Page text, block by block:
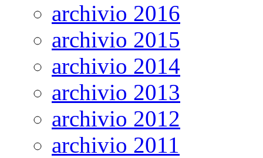
archivio 2016
archivio 2015
archivio 2014
archivio 2013
archivio 2012
archivio 2011